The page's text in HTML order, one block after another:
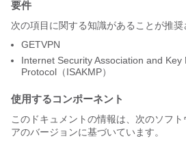
要件
次の項目に関する知識があることが推奨
GETVPN
Internet Security Association and Key
Protocol（ISAKMP）
使用するコンポーネント
このドキュメントの情報は、次のソフト
アのバージョンに基づいています。